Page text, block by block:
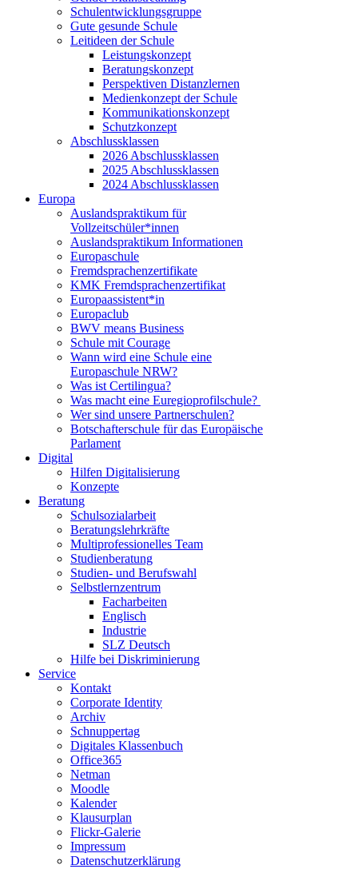
Schulentwicklungsgruppe
Gute gesunde Schule
Leitideen der Schule
Leistungskonzept
Beratungskonzept
Perspektiven Distanzlernen
Medienkonzept der Schule
Kommunikationskonzept
Schutzkonzept
Abschlussklassen
2026 Abschlussklassen
2025 Abschlussklassen
2024 Abschlussklassen
Europa
Auslandspraktikum für
Vollzeitschüler*innen
Auslandspraktikum Informationen
Europaschule
Fremdsprachenzertifikate
KMK Fremdsprachenzertifikat
Europaassistent*in
Europaclub
BWV means Business
Schule mit Courage
Wann wird eine Schule eine
Europaschule NRW?
Was ist Certilingua?
Was macht eine Euregioprofilschule?
Wer sind unsere Partnerschulen?
Botschafterschule für das Europäische
Parlament
Digital
Hilfen Digitalisierung
Konzepte
Beratung
Schulsozialarbeit
Beratungslehrkräfte
Multiprofessionelles Team
Studienberatung
Studien- und Berufswahl
Selbstlernzentrum
Facharbeiten
Englisch
Industrie
SLZ Deutsch
Hilfe bei Diskriminierung
Service
Kontakt
Corporate Identity
Archiv
Schnuppertag
Digitales Klassenbuch
Office365
Netman
Moodle
Kalender
Klausurplan
Flickr-Galerie
Impressum
Datenschutzerklärung